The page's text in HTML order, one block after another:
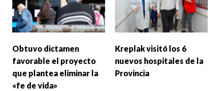
Obtuvo dictamen
favorable el proyecto
que plantea eliminar la
«fe de vida»
Kreplak visitó los 6
nuevos hospitales de la
Provincia